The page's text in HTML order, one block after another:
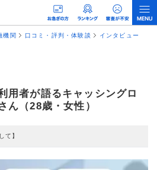
機関 口コミ・評判・体験談
インタビュー
用者が語るキャッシングロ
ん（28歳・女性）
て】
報酬が支払われるという収益モデルです。 た